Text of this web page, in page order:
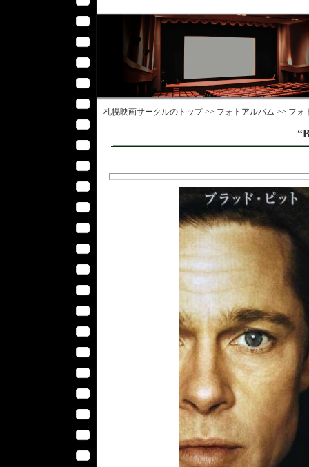
札幌映画サークルのトップ >> フォトアルバム >> フォ